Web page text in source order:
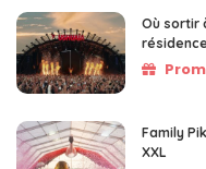
Où sortir
Family
XXL